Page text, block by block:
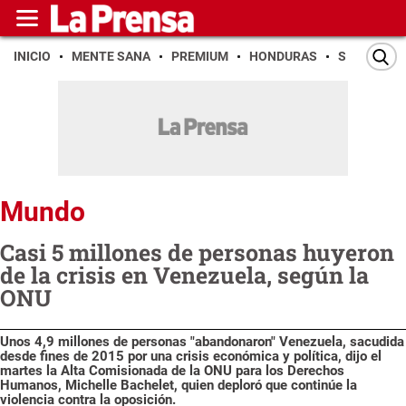
INICIO MENTE SANA PREMIUM HONDURAS SAN PEDRO
Mundo
Casi 5 millones de personas huyeron
de la crisis en Venezuela, según la
ONU
Unos 4,9 millones de personas "abandonaron" Venezuela, sacudida
desde fines de 2015 por una crisis económica y política, dijo el
martes la Alta Comisionada de la ONU para los Derechos
Humanos, Michelle Bachelet, quien deploró que continúe la
violencia contra la oposición.